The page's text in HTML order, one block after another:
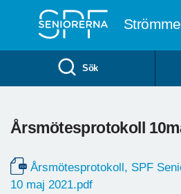
Sök
Årsmötesprotokoll
Årsmötesprotokoll, SPF
10 maj 2021.pdf